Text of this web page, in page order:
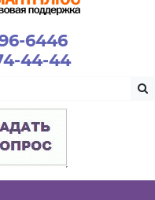
6446
44-44